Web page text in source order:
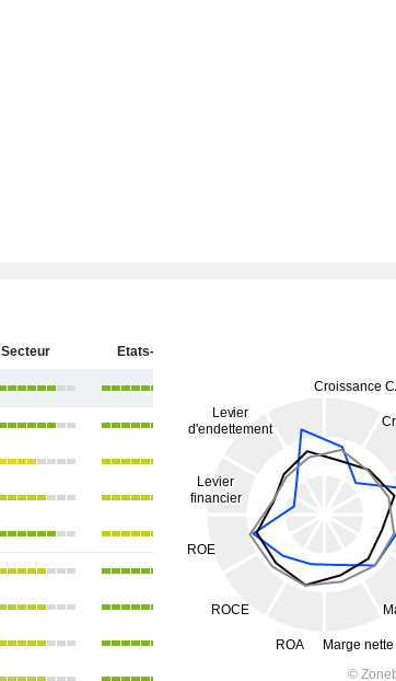
Secteur Etats-Unis